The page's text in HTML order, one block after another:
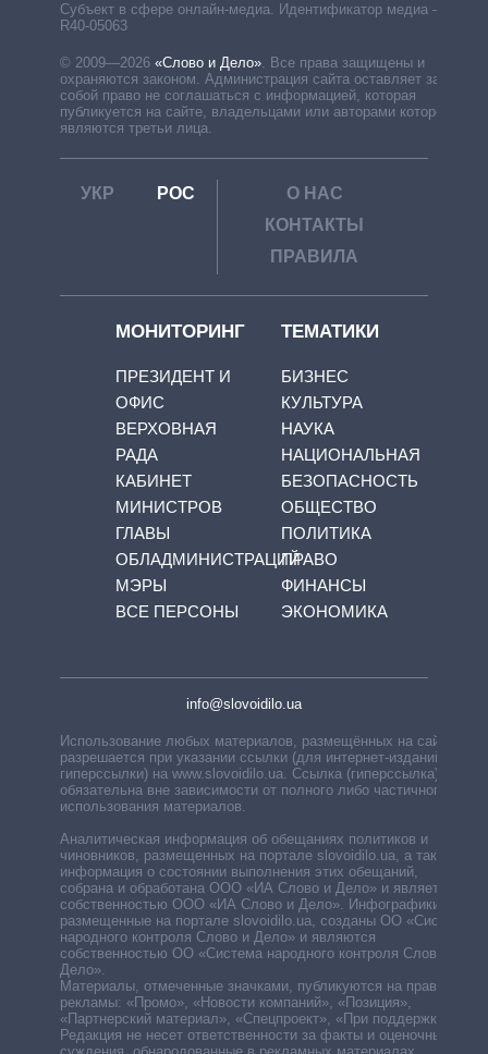
Субъект в сфере онлайн-медиа. Идентификатор медиа –
R40-05063
© 2009—2026 «Слово и Дело». Все права защищены и
охраняются законом. Администрация сайта оставляет за
собой право не соглашаться с информацией, которая
публикуется на сайте, владельцами или авторами которой
являются третьи лица.
УКР РОС
О НАС
КОНТАКТЫ
ПРАВИЛА
МОНИТОРИНГ
ПРЕЗИДЕНТ И
ОФИС
ВЕРХОВНАЯ
РАДА
КАБИНЕТ
МИНИСТРОВ
ГЛАВЫ
ОБЛАДМИНИСТРАЦИЙ
МЭРЫ
ВСЕ ПЕРСОНЫ
ТЕМАТИКИ
БИЗНЕС
КУЛЬТУРА
НАУКА
НАЦИОНАЛЬНАЯ
БЕЗОПАСНОСТЬ
ОБЩЕСТВО
ПОЛИТИКА
ПРАВО
ФИНАНСЫ
ЭКОНОМИКА
info@slovoidilo.ua
Использование любых материалов, размещённых на сайте,
разрешается при указании ссылки (для интернет-изданий —
гиперссылки) на www.slovoidilo.ua. Ссылка (гиперссылка)
обязательна вне зависимости от полного либо частичного
использования материалов.
Аналитическая информация об обещаниях политиков и
чиновников, размещенных на портале slovoidilo.ua, а также
информация о состоянии выполнения этих обещаний,
собрана и обработана ООО «ИА Слово и Дело» и является
собственностью ООО «ИА Слово и Дело». Инфографики,
размещенные на портале slovoidilo.ua, созданы ОО «Система
народного контроля Слово и Дело» и являются
собственностью ОО «Система народного контроля Слово и
Дело».
Материалы, отмеченные значками, публикуются на правах
рекламы: «Промо», «Новости компаний», «Позиция»,
«Партнерский материал», «Спецпроект», «При поддержке».
Редакция не несет ответственности за факты и оценочные